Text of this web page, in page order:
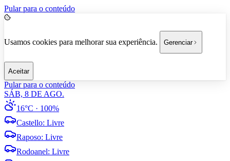
Pular para o conteúdo
Usamos cookies para melhorar sua experiência. Gerenciar
Aceitar
Pular para o conteúdo
SÁB, 8 DE AGO.
16°C · 100%
Castello: Livre
Raposo: Livre
Rodoanel: Livre